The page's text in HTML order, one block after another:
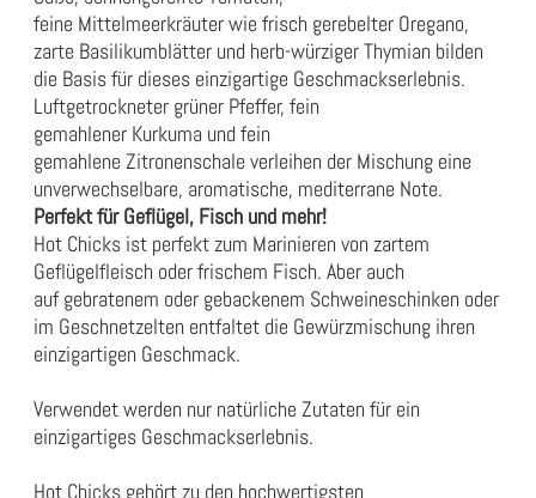
feine Mittelmeerkräuter wie frisch gerebelter Oregano,
zarte Basilikumblätter und herb-würziger Thymian bilden
die Basis für dieses einzigartige Geschmackserlebnis.
Luftgetrockneter grüner Pfeffer, fein
gemahlener Kurkuma und fein
gemahlene Zitronenschale verleihen der Mischung eine
unverwechselbare, aromatische, mediterrane Note.
Perfekt für Geflügel, Fisch und mehr!
Hot Chicks ist perfekt zum Marinieren von zartem
Geflügelfleisch oder frischem Fisch. Aber auch
auf gebratenem oder gebackenem Schweineschinken oder
im Geschnetzelten entfaltet die Gewürzmischung ihren
einzigartigen Geschmack.
Verwendet werden nur natürliche Zutaten für ein
einzigartiges Geschmackserlebnis.
Hot Chicks gehört zu den hochwertigsten